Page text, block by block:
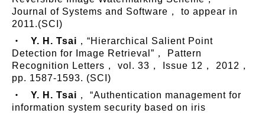
Journal of Systems and Software， to appear in
2011.(SCI)
‧ Y. H. Tsai ，“Hierarchical Salient Point
Detection for Image Retrieval”， Pattern
Recognition Letters， vol. 33， Issue 12， 2012，
pp. 1587-1593. (SCI)
‧ Y. H. Tsai ， “Authentication management for
information system security based on iris